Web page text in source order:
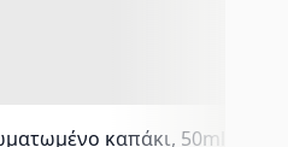
καπάκι, 50ml,